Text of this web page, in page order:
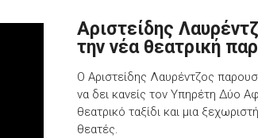
Αριστείδης
την νέα θεατρική
Ο Αριστείδης Λαυρέντζος
να δει κανείς τον Υπηρέτη Δύο
θεατρικό ταξίδι και μια
θεατές.